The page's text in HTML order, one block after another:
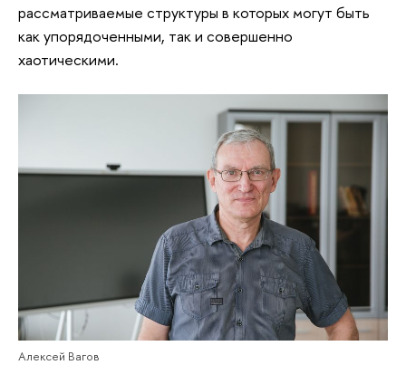
рассматриваемые структуры в которых могут быть
как упорядоченными, так и совершенно
хаотическими.
Алексей Вагов